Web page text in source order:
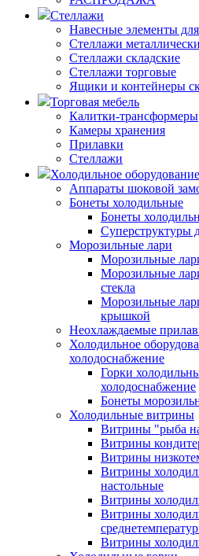
Стеллажи
Навесные элементы
Стеллажи
Стеллажи складские
Стеллажи торговые
Ящики и контейнеры
Торговая мебель
Калитки-трансформеры
Камеры хранения
Прилавки
Стеллажи
Холодильное оборудование
Аппараты шоковой
Бонеты холодильные
Бонеты
Суперструктуры
Морозильные лари
Морозильные
Морозильные
стекла
Морозильные
крышкой
Неохлаждаемые
Холодильное
холодоснабжение
Горки
холодоснабжение
Бонеты
Холодильные витрины
Витрины "рыба
Витрины
Витрины
Витрины
настольные
Витрины
Витрины
Витрины